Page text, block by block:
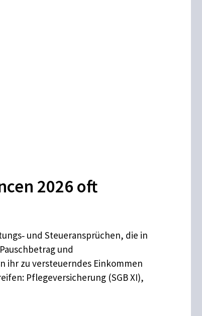
2026 oft
und Steueransprüchen, die in
und
ihr zu versteuerndes Einkommen
Pflegeversicherung (SGB XI),